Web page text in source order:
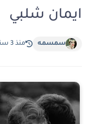
ايمان شلبي
سمسمه منذ 3 سنة